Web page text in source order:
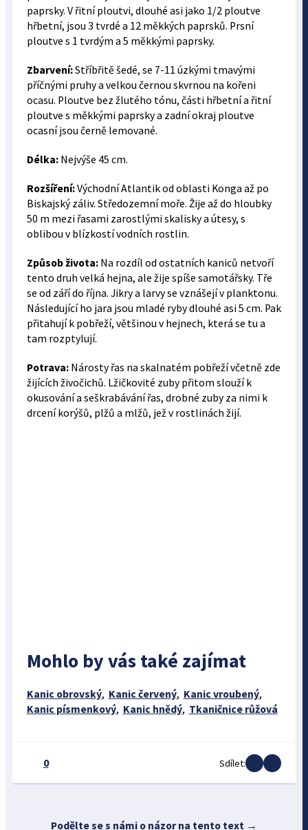
paprsky. V řitní ploutvi, dlouhé asi jako 1/2 ploutve
hřbetní, jsou 3 tvrdé a 12 měkkých paprsků. Prsní
ploutve s 1 tvrdým a 5 měkkými paprsky.
Zbarvení:Stříbřitě šedé, se 7-11 úzkými tmavými
příčnými pruhy a velkou černou skvrnou na kořeni
ocasu. Ploutve bez žlutého tónu, části hřbetní a řitní
ploutve s měkkými paprsky a zadní okraj ploutve
ocasní jsou černě lemované.
Délka:Nejvýše 45 cm.
Rozšíření:Východní Atlantik od oblasti Konga až po
Biskajský záliv. Středozemní moře. Žije až do hloubky
50 m mezi řasami zarostlými skalisky a útesy, s
oblibou v blízkostí vodních rostlin.
Způsob života:Na rozdíl od ostatních kaniců netvoří
tento druh velká hejna, ale žije spíše samotářsky. Tře
se od září do října. Jikry a larvy se vznášejí v planktonu.
Následující ho jara jsou mladé ryby dlouhé asi 5 cm. Pak
přitahují k pobřeží, většinou v hejnech, která se tu a
tam rozptylují.
Potrava:Nárosty řas na skalnatém pobřeží včetně zde
žijících živočichů. Lžičkovité zuby přitom slouží k
okusování a seškrabávání řas, drobné zuby za nimi k
drcení korýšů, plžů a mlžů, jež v rostlinách žijí.
Mohlo by vás také zajímat
Kanic obrovský, Kanic červený, Kanic vroubený,
Kanic písmenkový, Kanic hnědý, Tkaničnice růžová
0 Sdílet:
Podělte se s námi o názor na tento text →